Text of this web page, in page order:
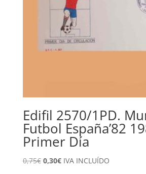
Edifil 2570/1PD.
Futbol España’82
Primer Día
0,75€ El
0,30€ElIVA INCLUÍDO